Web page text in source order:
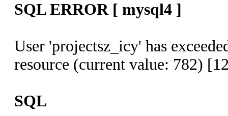
SQL ERROR [ mysql4 ]
User 'projectsz_icy' has
resource (current value: 782)
SQL